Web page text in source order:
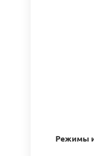
Режимы